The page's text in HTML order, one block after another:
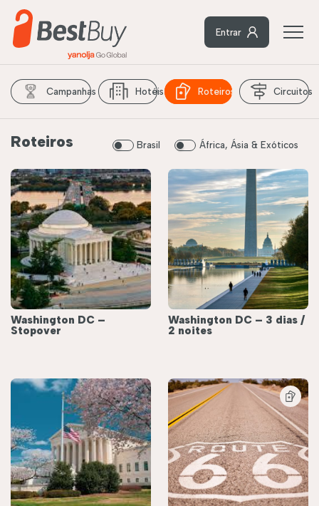
Entrar
Campanhas Hotéis Roteiros Circuitos
Roteiros Brasil África, Ásia & Exóticos
Washington DC –
Stopover
Washington DC – 3 dias /
2 noites